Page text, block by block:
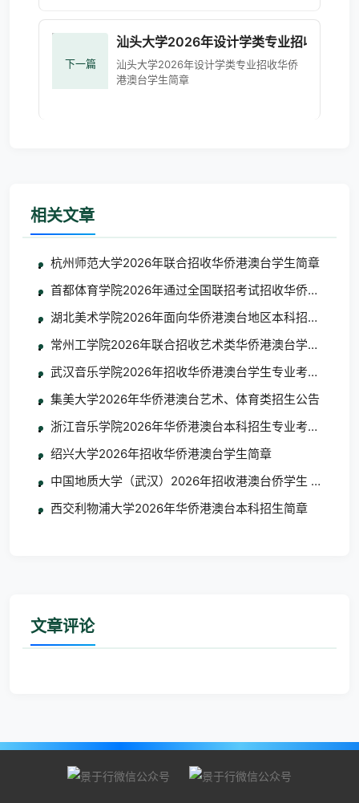
下一篇
汕头大学2026年设计学类专业招收华侨港
汕头大学2026年设计学类专业招收华侨
港澳台学生简章
相关文章
杭州师范大学2026年联合招收华侨港澳台学生简章
首都体育学院2026年通过全国联招考试招收华侨港澳台学
湖北美术学院2026年面向华侨港澳台地区本科招生考试
常州工学院2026年联合招收艺术类华侨港澳台学生简章
武汉音乐学院2026年招收华侨港澳台学生专业考试考生须
集美大学2026年华侨港澳台艺术、体育类招生公告
浙江音乐学院2026年华侨港澳台本科招生专业考试合格
绍兴大学2026年招收华侨港澳台学生简章
中国地质大学（武汉）2026年招收港澳台侨学生 艺术类
西交利物浦大学2026年华侨港澳台本科招生简章
文章评论